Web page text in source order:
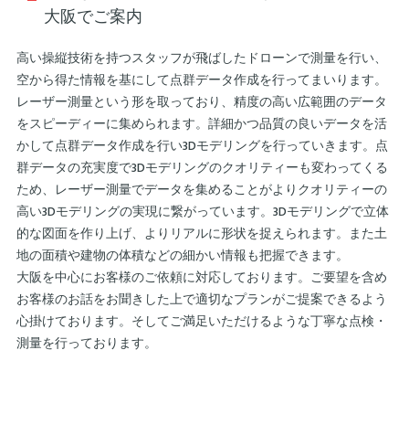
大阪でご案内
高い操縦技術を持つスタッフが飛ばしたドローンで測量を行い、
空から得た情報を基にして点群データ作成を行ってまいります。
レーザー測量という形を取っており、精度の高い広範囲のデータ
をスピーディーに集められます。詳細かつ品質の良いデータを活
かして点群データ作成を行い3Dモデリングを行っていきます。点
群データの充実度で3Dモデリングのクオリティーも変わってくる
ため、レーザー測量でデータを集めることがよりクオリティーの
高い3Dモデリングの実現に繋がっています。3Dモデリングで立体
的な図面を作り上げ、よりリアルに形状を捉えられます。また土
地の面積や建物の体積などの細かい情報も把握できます。
大阪を中心にお客様のご依頼に対応しております。ご要望を含め
お客様のお話をお聞きした上で適切なプランがご提案できるよう
心掛けております。そしてご満足いただけるような丁寧な点検・
測量を行っております。